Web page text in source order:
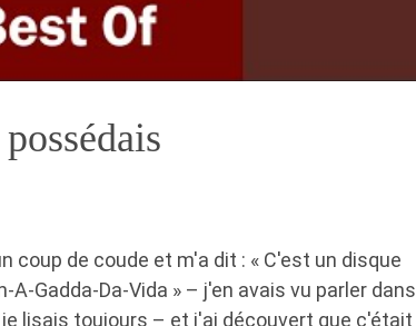
coup de coude et m'a dit : « C'est un disque
Gadda-Da-Vida » – j'en avais vu parler dans
lisais toujours – et j'ai découvert que c'était